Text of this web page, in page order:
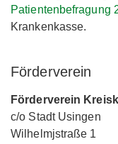
Patientenbefragung
Krankenkasse.
Förderverein
Förderverein
c/o Stadt Usingen
Wilhelmjstraße 1